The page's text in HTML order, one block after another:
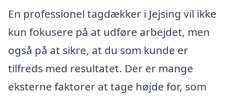
En professionel tagdækker i Jejsing vil ikke
kun fokusere på at udføre arbejdet, men
også på at sikre, at du som kunde er
tilfreds med resultatet. Der er mange
eksterne faktorer at tage højde for, som